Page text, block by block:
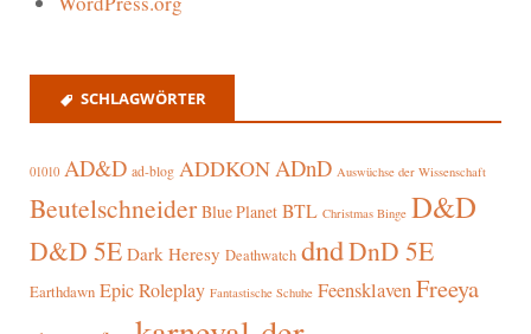
SCHLAGWÖRTER
01010 AD&D ad-blog ADDKONADnD Auswüchse der Wissenschaft
Beutelschneider Blue Planet BTL Christmas Binge D&D
D&D 5E Dark Heresy Deathwatch dndDnD 5E
Earthdawn Epic Roleplay Fantastische Schuhe FeensklavenFreeya